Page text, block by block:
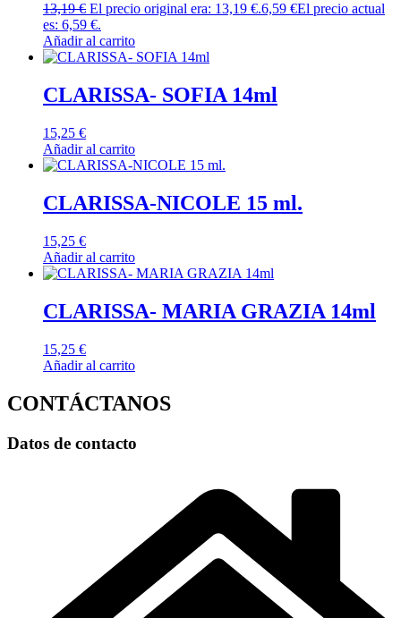
13,19€ El precio original era: 13,19 €.6,59 €El precio actual
es: 6,59 €.
Añadir al carrito
CLARISSA- SOFIA 14ml
15,25 €
Añadir al carrito
CLARISSA-NICOLE 15 ml.
15,25 €
Añadir al carrito
CLARISSA- MARIA GRAZIA 14ml
15,25 €
Añadir al carrito
CONTÁCTANOS
Datos de contacto